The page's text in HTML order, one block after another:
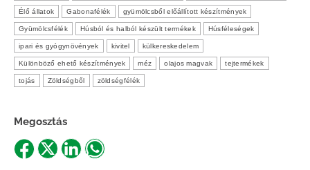
Élő állatok Gabonafélék gyümölcsből előállított készítmények
Gyümölcsfélék Húsból és halból készült termékek Húsféleségek
ipari és gyógynövények kivitel külkereskedelem
Különböző ehető készítmények méz olajos magvak tejtermékek
tojás Zöldségből zöldségfélék
Megosztás
ShareShareShareShare